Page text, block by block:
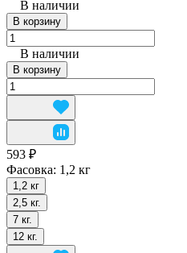
В наличии
В корзину
В наличии
В корзину
593 ₽
Фасовка: 1,2 кг
1,2 кг
2,5 кг.
7 кг.
12 кг.